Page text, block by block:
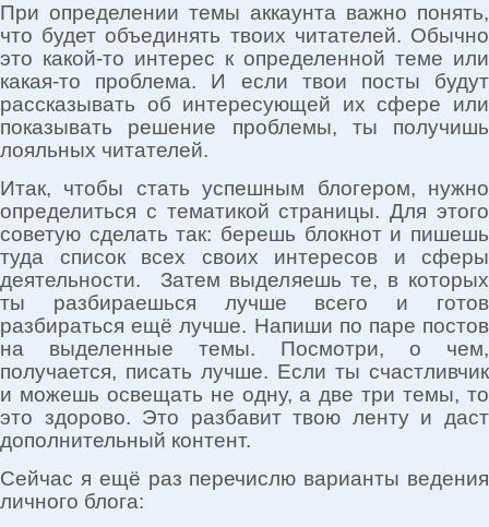
При определении темы аккаунта важно понять,
что будет объединять твоих читателей. Обычно
это какой-то интерес к определенной теме или
какая-то проблема. И если твои посты будут
рассказывать об интересующей их сфере или
показывать решение проблемы, ты получишь
лояльных читателей.
Итак, чтобы стать успешным блогером, нужно
определиться с тематикой страницы. Для этого
советую сделать так: берешь блокнот и пишешь
туда список всех своих интересов и сферы
деятельности. Затем выделяешь те, в которых
ты разбираешься лучше всего и готов
разбираться ещё лучше. Напиши по паре постов
на выделенные темы. Посмотри, о чем,
получается, писать лучше. Если ты счастливчик
и можешь освещать не одну, а две три темы, то
это здорово. Это разбавит твою ленту и даст
дополнительный контент.
Сейчас я ещё раз перечислю варианты ведения
личного блога: